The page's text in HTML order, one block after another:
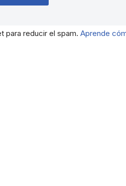
para reducir el spam. Aprende